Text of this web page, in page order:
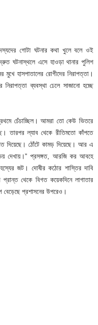
গোটা ঘটনার কথা খুলে বলে ওই
ঘটনাস্থলে এসে হাওড়া থানার পুলিশ
হাসপাতালের রোগীদের নিরাপত্তা।
ব্যবস্থা ঢেলে সাজানো হচ্ছে
চেঁচাচ্ছিল। আমরা তো কেউ ভিতরে
তারপর ল্যাব থেকে রীতিমতো কাঁপতে
দিয়েছে। ঠোঁটে কামড় দিয়েছে। আর এ
দেখায়।” প্রসঙ্গত, আরজি কর আবহে
জট। দোষীর কঠোর শাস্তির দাবি
থেকে বিগত কয়েকদিনে লাগাতার
বেড়েছে প্রশাসনের উপরেও।